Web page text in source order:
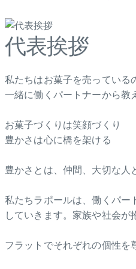
代表挨拶
私たちはお菓子を売っている
一緒に働くパートナーから教
お菓子づくりは笑顔づくり
豊かさは心に橋を架ける
豊かさとは、仲間、大切な人
私たちラポールは、働くパー
していきます。家族や社会が
フラットでそれぞれの個性を